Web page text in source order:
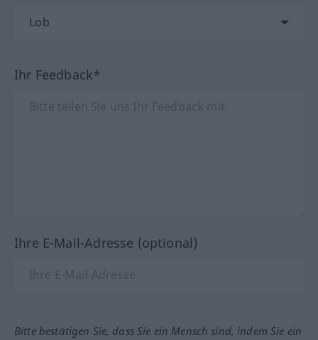
Ihr Feedback*
Ihre E-Mail-Adresse (optional)
Bitte bestätigen Sie, dass Sie ein Mensch sind, indem Sie ein